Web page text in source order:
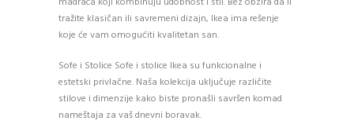
tražite klasičan ili savremeni dizajn, Ikea ima rešenje
koje će vam omogućiti kvalitetan san.
Sofe i Stolice Sofe i stolice Ikea su funkcionalne i
estetski privlačne. Naša kolekcija uključuje različite
stilove i dimenzije kako biste pronašli savršen komad
nameštaja za vaš dnevni boravak.